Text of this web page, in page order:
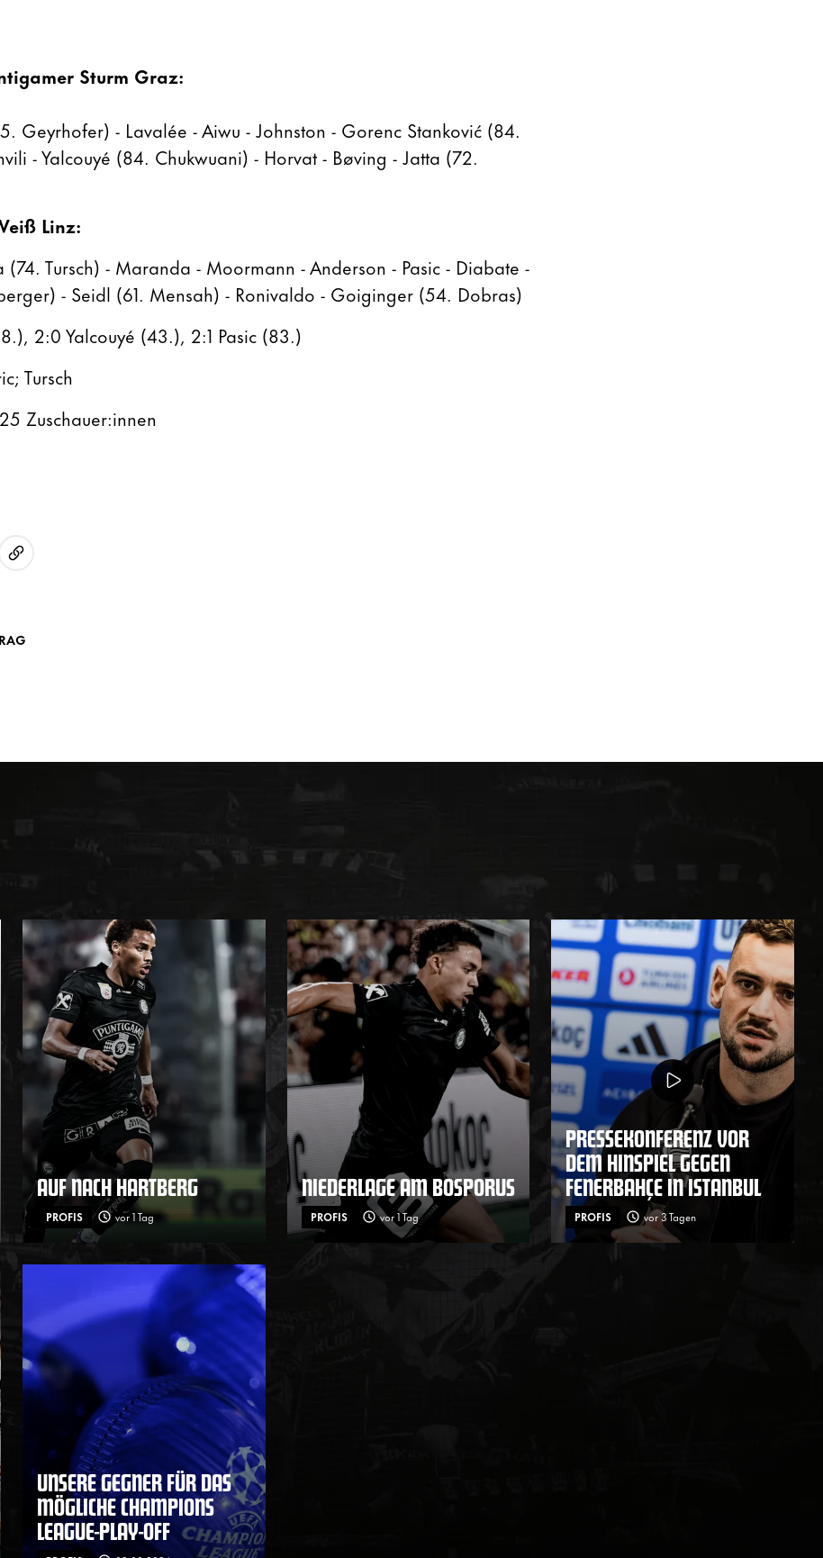
Sturm Graz:
Geyrhofer) - Lavalée - Aiwu - Johnston - Gorenc Stanković (84.
- Yalcouyé (84. Chukwuani) - Horvat - Bøving - Jatta (72.
Linz:
(74. Tursch) - Maranda - Moormann - Anderson - Pasic - Diabate -
- Seidl (61. Mensah) - Ronivaldo - Goiginger (54. Dobras)
2:0 Yalcouyé (43.), 2:1 Pasic (83.)
Tursch
Zuschauer:innen
AUF NACH HARTBERG
PROFIS vor 1 Tag
NIEDERLAGE AM BOSPORUS
PROFIS vor 1 Tag
PRESSEKONFERENZ VOR
DEM HINSPIEL GEGEN
FENERBAHÇE IN ISTANBUL
PROFIS vor 3 Tagen
UNSERE GEGNER FÜR DAS
MÖGLICHE CHAMPIONS
LEAGUE-PLAY-OFF